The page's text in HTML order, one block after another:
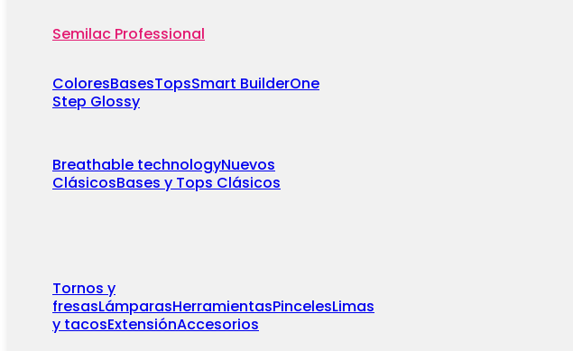
Semilac Professional
ColoresBasesTopsSmart BuilderOne
Step Glossy
Breathable technologyNuevos
ClásicosBases y Tops Clásicos
Tornos y
fresasLámparasHerramientasPincelesLimas
y tacosExtensiónAccesorios